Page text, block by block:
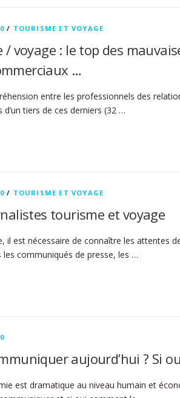
/ TOURISME ET VOYAGE
voyage : le top des
…
entre les professionnels des
tiers de ces derniers (32 …
/ TOURISME ET VOYAGE
tourisme et voyage
il est nécessaire de connaître les attentes
les communiqués de presse, les …
aujourd’hui ? Si
est dramatique au niveau humain et